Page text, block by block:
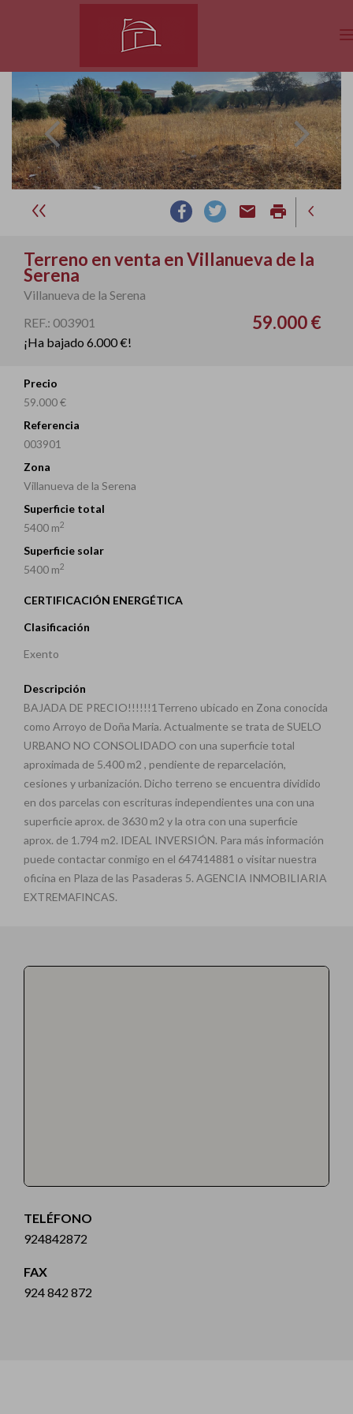
email print
Terreno en venta en Villanueva de la
Serena
Villanueva de la Serena
REF.: 003901
59.000 €
¡Ha bajado 6.000 €!
Precio
59.000 €
Referencia
003901
Zona
Villanueva de la Serena
Superficie total
5400 m2
Superficie solar
5400 m2
CERTIFICACIÓN ENERGÉTICA
Clasificación
Exento
Descripción
BAJADA DE PRECIO!!!!!!1Terreno ubicado en Zona conocida
como Arroyo de Doña Maria. Actualmente se trata de SUELO
URBANO NO CONSOLIDADO con una superficie total
aproximada de 5.400 m2 , pendiente de reparcelación,
cesiones y urbanización. Dicho terreno se encuentra dividido
en dos parcelas con escrituras independientes una con una
superficie aprox. de 3630 m2 y la otra con una superficie
aprox. de 1.794 m2. IDEAL INVERSIÓN. Para más información
puede contactar conmigo en el 647414881 o visitar nuestra
oficina en Plaza de las Pasaderas 5. AGENCIA INMOBILIARIA
EXTREMAFINCAS.
TELÉFONO
924842872
FAX
924 842 872